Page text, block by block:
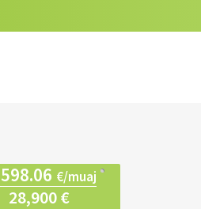
598.06 €/muaj
28,900 €